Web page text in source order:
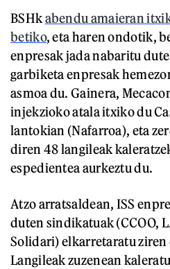
BSHkabendu amaieran
betiko, eta haren ondotik,
enpresak jada nabaritu
garbiketa enpresak
asmoa du. Gainera,
injekzioko atala itxiko du
lantokian (Nafarroa), eta
diren 48 langileak
espedientea aurkeztu du.
Atzo arratsaldean, ISS
duten sindikatuak (CCOO,
Solidari) elkarretaratu ziren
Langileak zuzenean